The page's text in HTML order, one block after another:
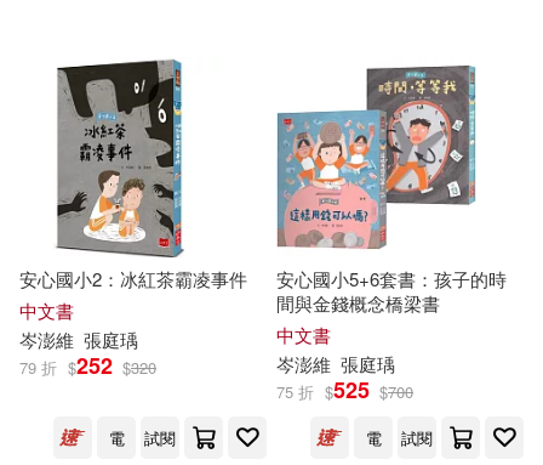
安心國小2：冰紅茶霸凌事件
中文書
岑澎維 張庭瑀
79 折 $252 $320
電 試閱
安心國小5+6套書：孩子的時
間與金錢概念橋梁書
中文書
岑澎維 張庭瑀
75 折 $525 $700
電
試閱